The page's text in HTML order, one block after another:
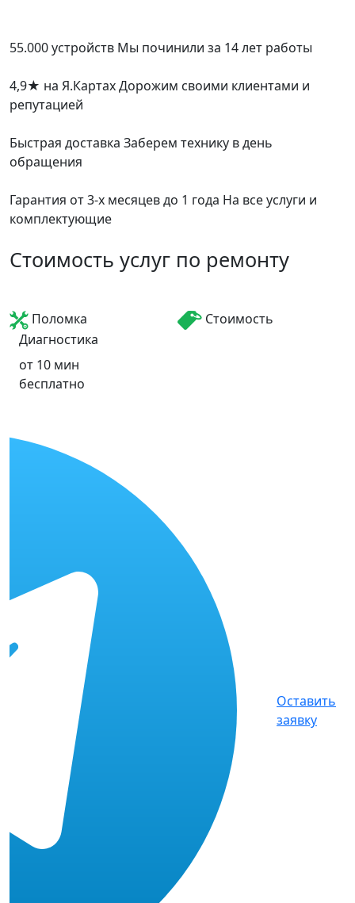
55.000 устройств Мы починили за 14 лет работы
4,9★ на Я.КартахДорожим своими клиентами и
репутацией
Быстрая доставка Заберем технику в день
обращения
Гарантия от 3-х месяцев до 1 года На все услуги и
комплектующие
Стоимость услуг по ремонту
Поломка
Стоимость
Диагностика
бесплатно
от 10 мин
Оставить
заявку